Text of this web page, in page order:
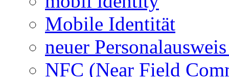
Mobile Identität
neuer
NFC (Near Field